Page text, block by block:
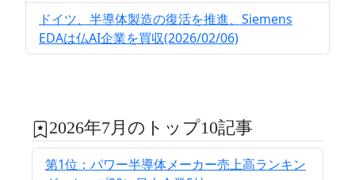
ドイツ、半導体製造の復活を推進、Siemens
EDAは仏AI企業を買収(2026/02/06)
2026年7月のトップ10記事
第1位：パワー半導体メーカー売上高ランキン